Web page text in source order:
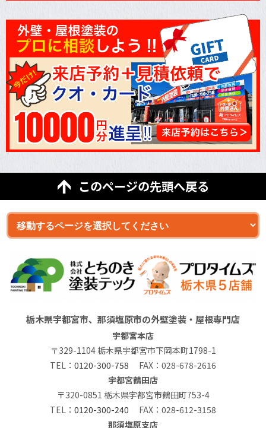
このページの先頭へ戻る
栃木県宇都宮市、那須塩原市の外壁塗装・屋根専門店
宇都宮本店
〒329-1104 栃木県宇都宮市下岡本町1798-1
TEL： 0120-300-758 FAX：028-678-2616
宇都宮鶴田店
〒320-0851 栃木県宇都宮市鶴田町753-4
TEL： 0120-300-240 FAX：028-612-3158
那須塩原支店